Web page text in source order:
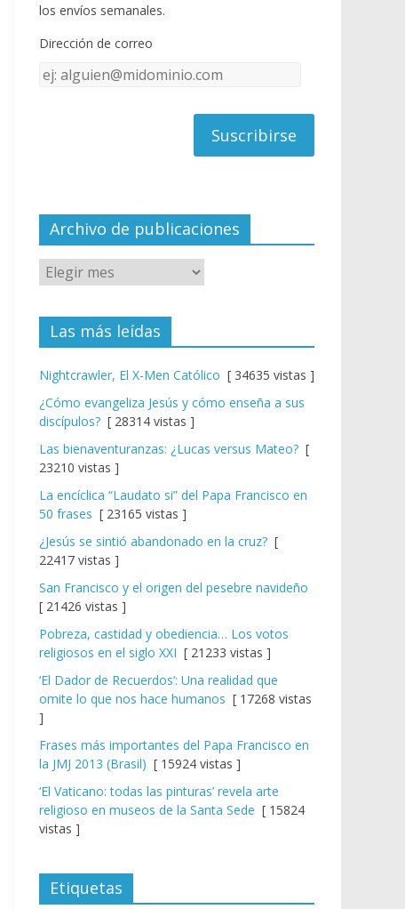
o
k e
C
el
los envíos semanales.
Dirección de correo
Dirección
Archivo de publicaciones
Las más leídas
Nightcrawler, El X-Men Católico [ 34635 vistas ]
¿Cómo evangeliza Jesús y cómo enseña a sus
discípulos? [ 28314 vistas ]
Las bienaventuranzas: ¿Lucas versus Mateo? [
23210 vistas ]
La encíclica “Laudato si” del Papa Francisco en
50 frases [ 23165 vistas ]
¿Jesús se sintió abandonado en la cruz? [
22417 vistas ]
San Francisco y el origen del pesebre navideño
[ 21426 vistas ]
Pobreza, castidad y obediencia… Los votos
religiosos en el siglo XXI [ 21233 vistas ]
‘El Dador de Recuerdos’: Una realidad que
omite lo que nos hace humanos [ 17268 vistas
]
Frases más importantes del Papa Francisco en
la JMJ 2013 (Brasil) [ 15924 vistas ]
‘El Vaticano: todas las pinturas’ revela arte
religioso en museos de la Santa Sede [ 15824
vistas ]
Etiquetas